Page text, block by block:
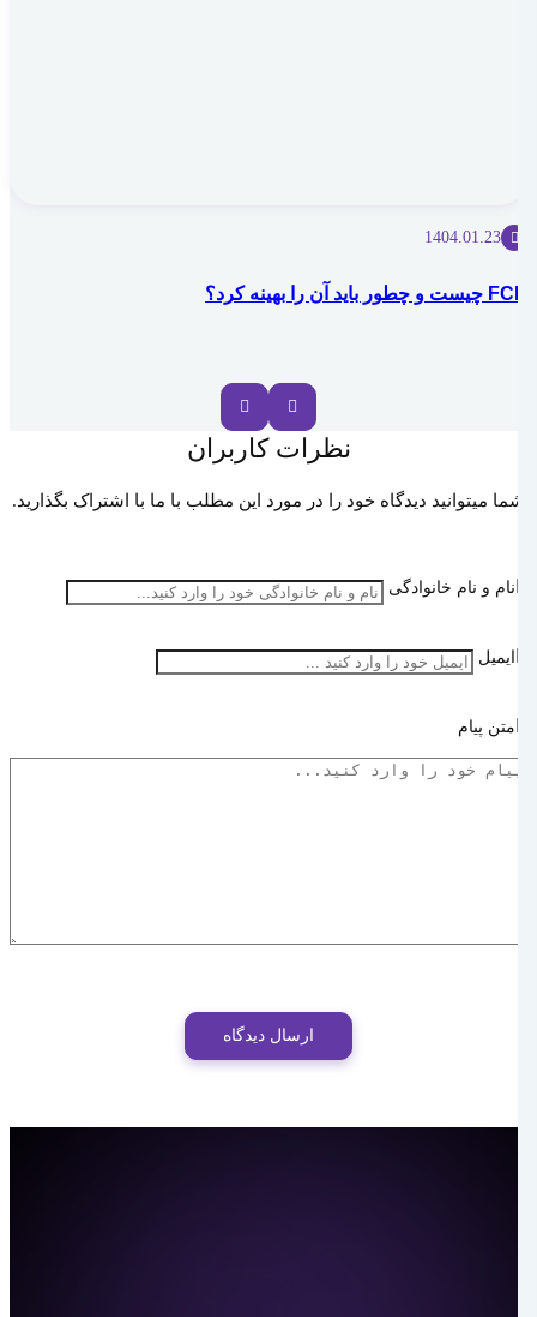
1404.01.23
FCP چیست و چطور باید آن را بهینه کرد؟
نظرات کاربران
شما میتوانید دیدگاه خود را در مورد این مطلب با ما با اشتراک بگذارید.
نام و نام خانوادگی
ایمیل
متن پیام
ارسال دیدگاه